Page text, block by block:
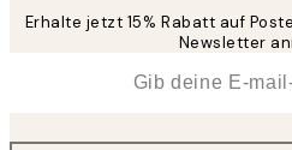
Erhalte jetzt 15% Rabatt auf
Newsletter